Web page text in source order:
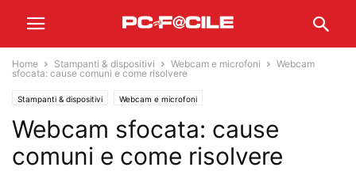
Home Stampanti & dispositivi Webcam e microfoni
Webcam
sfocata: cause comuni e come risolvere
Stampanti & dispositivi Webcam e microfoni
Webcam sfocata: cause
comuni e come risolvere